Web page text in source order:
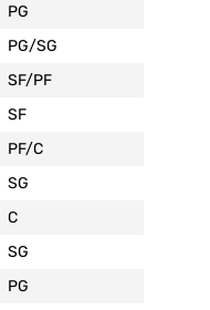
PG
PG/SG
SF/PF
SF
PF/C
SG
C
SG
PG